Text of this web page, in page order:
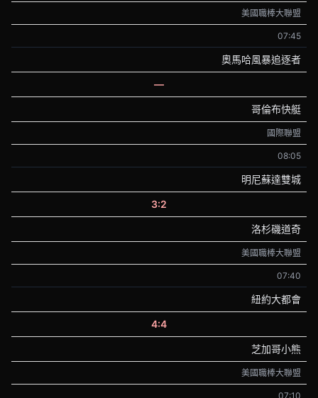
美國職棒大聯盟
07:45
奧馬哈風暴追逐者
—
哥倫布快艇
國際聯盟
08:05
明尼蘇達雙城
3:2
洛杉磯道奇
美國職棒大聯盟
07:40
紐約大都會
4:4
芝加哥小熊
美國職棒大聯盟
07:10